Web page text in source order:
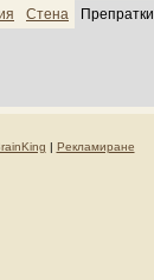
Стена Препратки
| Рекламиране